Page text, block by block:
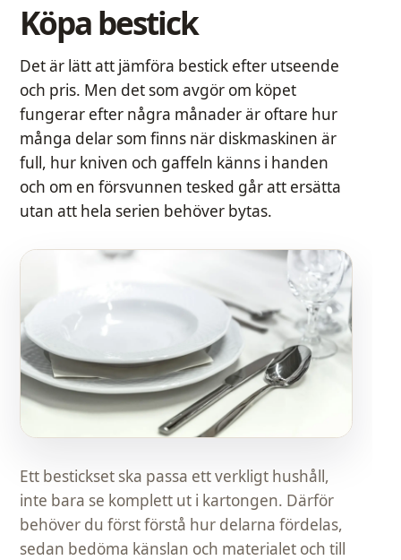
Köpa bestick
Det är lätt att jämföra bestick efter utseende
och pris. Men det som avgör om köpet
fungerar efter några månader är oftare hur
många delar som finns när diskmaskinen är
full, hur kniven och gaffeln känns i handen
och om en försvunnen tesked går att ersätta
utan att hela serien behöver bytas.
Ett bestickset ska passa ett verkligt hushåll,
inte bara se komplett ut i kartongen. Därför
behöver du först förstå hur delarna fördelas,
sedan bedöma känslan och materialet och till